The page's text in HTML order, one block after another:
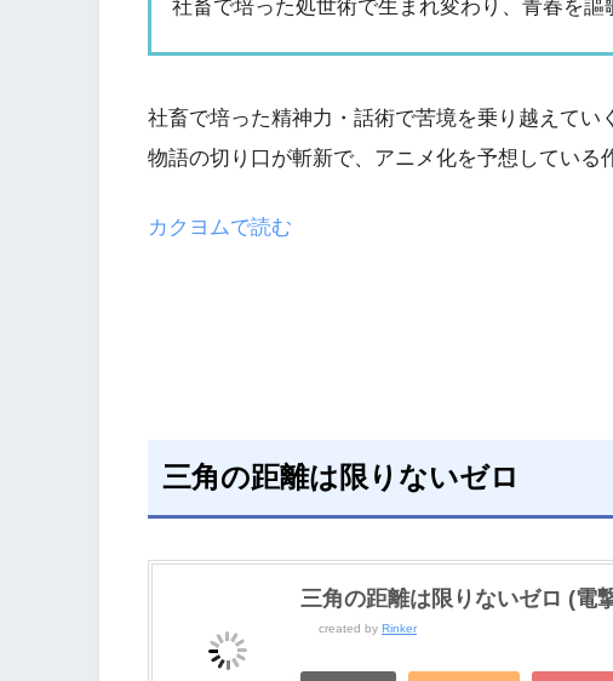
社畜で培った処世術で生まれ変わり、青春を謳
社畜で培った精神力・話術で苦境を乗り越えてい
物語の切り口が斬新で、アニメ化を予想している
カクヨムで読む
三角の距離は限りないゼロ
三角の距離は限りないゼロ (電
created by Rinker